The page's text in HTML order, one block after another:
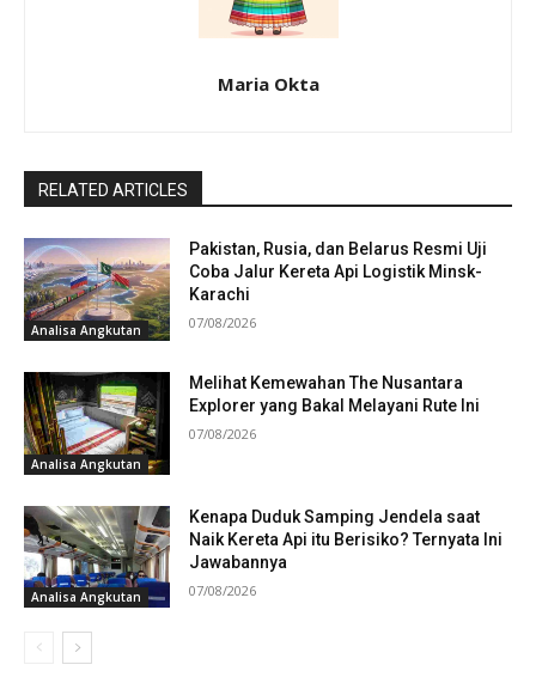
Maria Okta
RELATED ARTICLES
Analisa Angkutan
Pakistan, Rusia, dan Belarus Resmi Uji
Coba Jalur Kereta Api Logistik Minsk-
Karachi
07/08/2026
Analisa Angkutan
Melihat Kemewahan The Nusantara
Explorer yang Bakal Melayani Rute Ini
07/08/2026
Analisa Angkutan
Kenapa Duduk Samping Jendela saat
Naik Kereta Api itu Berisiko? Ternyata Ini
Jawabannya
07/08/2026